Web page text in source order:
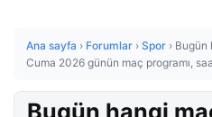
Ana sayfa › Forumlar › Spor › Bugün
Cuma 2026 günün maç programı,
Bugün hangi